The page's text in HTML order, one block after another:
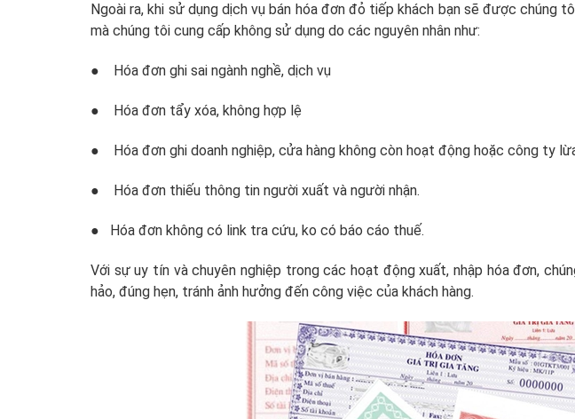
Ngoài ra, khi sử dụng dịch vụ bán hóa đơn đỏ tiếp khách bạn sẽ được chúng
mà chúng tôi cung cấp không sử dụng do các nguyên nhân như:
● Hóa đơn ghi sai ngành nghề, dịch vụ
● Hóa đơn tẩy xóa, không hợp lệ
● Hóa đơn ghi doanh nghiệp, cửa hàng không còn hoạt động hoặc công ty
● Hóa đơn thiếu thông tin người xuất và người nhận.
● Hóa đơn không có link tra cứu, ko có báo cáo thuế.
Với sự uy tín và chuyên nghiệp trong các hoạt động xuất, nhập hóa đơn,
hảo, đúng hẹn, tránh ảnh hưởng đến công việc của khách hàng.